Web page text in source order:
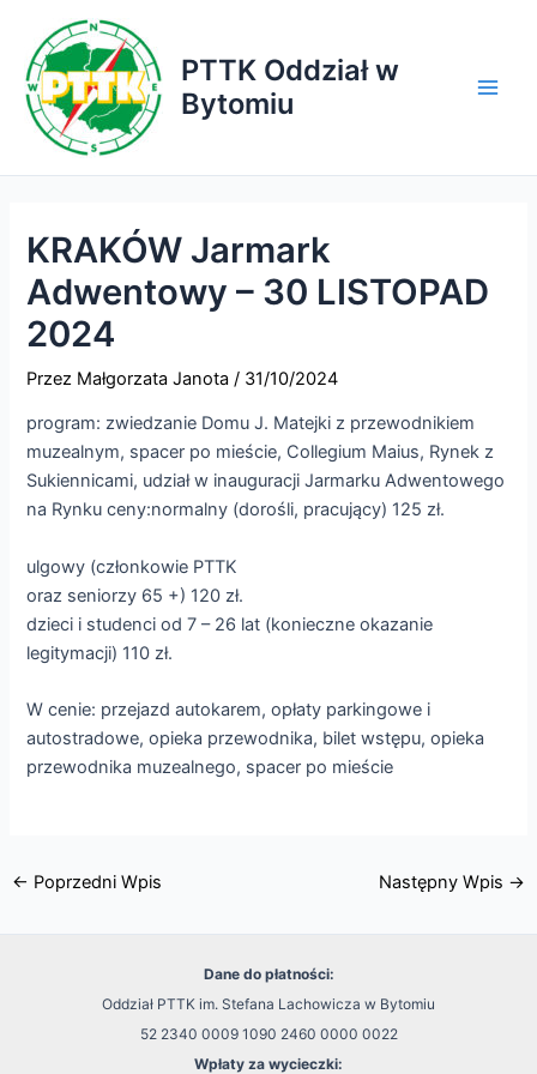
treści
PTTK Oddział w
Bytomiu
KRAKÓW Jarmark
Adwentowy – 30 LISTOPAD
2024
Przez Małgorzata Janota/ 31/10/2024
program: zwiedzanie Domu J. Matejki z przewodnikiem
muzealnym, spacer po mieście, Collegium Maius, Rynek z
Sukiennicami, udział w inauguracji Jarmarku Adwentowego
na Rynku ceny:normalny (dorośli, pracujący) 125 zł.
ulgowy (członkowie PTTK
oraz seniorzy 65 +) 120 zł.
dzieci i studenci od 7 – 26 lat (konieczne okazanie
legitymacji) 110 zł.
W cenie: przejazd autokarem, opłaty parkingowe i
autostradowe, opieka przewodnika, bilet wstępu, opieka
przewodnika muzealnego, spacer po mieście
← Poprzedni Wpis Następny Wpis →
Dane do płatności:
Oddział PTTK im. Stefana Lachowicza w Bytomiu
52 2340 0009 1090 2460 0000 0022
Wpłaty za wycieczki: